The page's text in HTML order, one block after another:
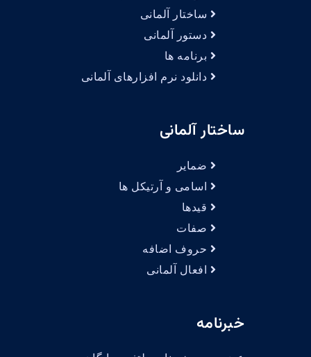
ساختار آلمانی
دستور آلمانی
برنامه ها
دانلود نرم افزارهای آلمانی
ساختار آلمانی
ضمایر
اسامی و آرتیکل ها
قیدها
صفات
حروف اضافه
افعال آلمانی
خبرنامه